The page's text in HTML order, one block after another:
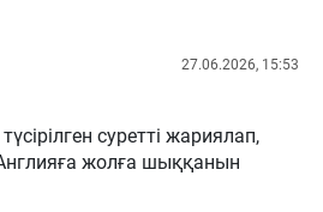
27.06.2026, 15:53
суретті жариялап,
жолға шыққанын